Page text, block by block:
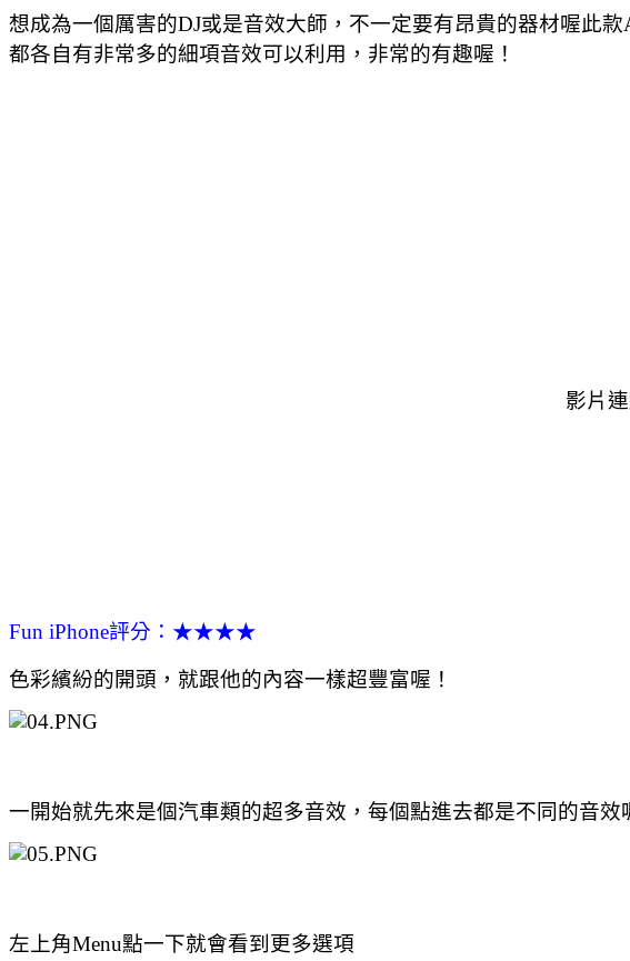
想成為一個厲害的DJ或是音效大師，不一定要有昂貴的器材喔此款
都各自有非常多的細項音效可以利用，非常的有趣喔！
影片連
Fun iPhone評分：★★★★
色彩繽紛的開頭，就跟他的內容一樣超豐富喔！
一開始就先來是個汽車類的超多音效，每個點進去都是不同的音效
左上角Menu點一下就會看到更多選項